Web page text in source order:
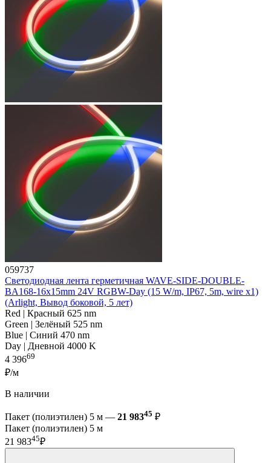
059737
Светодиодная лента герметичная WAVE-SIDE-DOUBLE-
BA168-16x15mm 24V RGBW-Day (15 W/m, IP67, 5m, wire x1)
(Arlight, Вывод боковой, 5 лет)
Red | Красный 625 nm
Green | Зелёный 525 nm
Blue | Синий 470 nm
Day | Дневной 4000 K
4 39669
₽/м
В наличии
Пакет (полиэтилен) 5 м — 21 98345 ₽
Пакет (полиэтилен) 5 м
21 98345₽